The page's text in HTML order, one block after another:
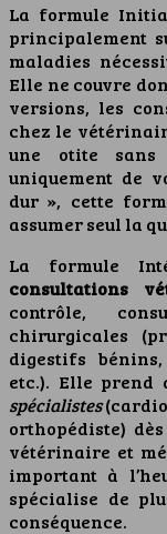
La formule
principalement
maladies
Elle ne couvre
versions, les
chez le
une otite
uniquement de
dur », cette
assumer seul la
La formule
consultations
contrôle,
chirurgicales
digestifs
etc.). Elle prend
spécialistes
orthopédiste)
vétérinaire et
important à
spécialise de
conséquence.